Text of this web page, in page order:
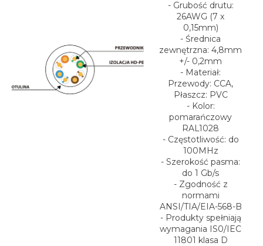
- Grubość drutu:
26AWG (7 x
0,15mm)
- Średnica
zewnętrzna: 4,8mm
+/- 0,2mm
- Materiał:
Przewody: CCA,
Płaszcz: PVC
- Kolor:
pomarańczowy
RAL1028
- Częstotliwość: do
100MHz
- Szerokość pasma:
do 1 Gb/s
- Zgodność z
normami
ANSI/TIA/EIA-568-B
- Produkty spełniają
wymagania IS0/IEC
11801 klasa D